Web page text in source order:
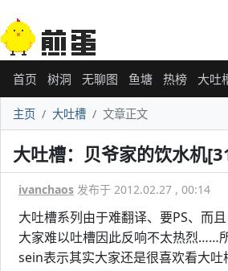
首页 树洞 无聊图 鱼塘 热榜 大吐
主页 大吐槽 文章正文
大吐槽：贝爷家的饮水机
ivanchaos 发布于 2012.02.27 , 00:14
大吐槽系列由于难翻译、要PS、而
大家难以吐槽因此反响不太热烈……
sein表示其实大家还是很喜欢看大